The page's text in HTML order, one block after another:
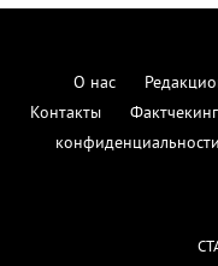
О нас
Контакты
Фактчекинг
конфиденциальности